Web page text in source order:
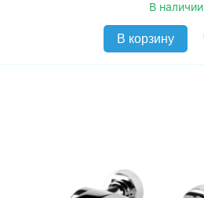
В наличии
В корзину